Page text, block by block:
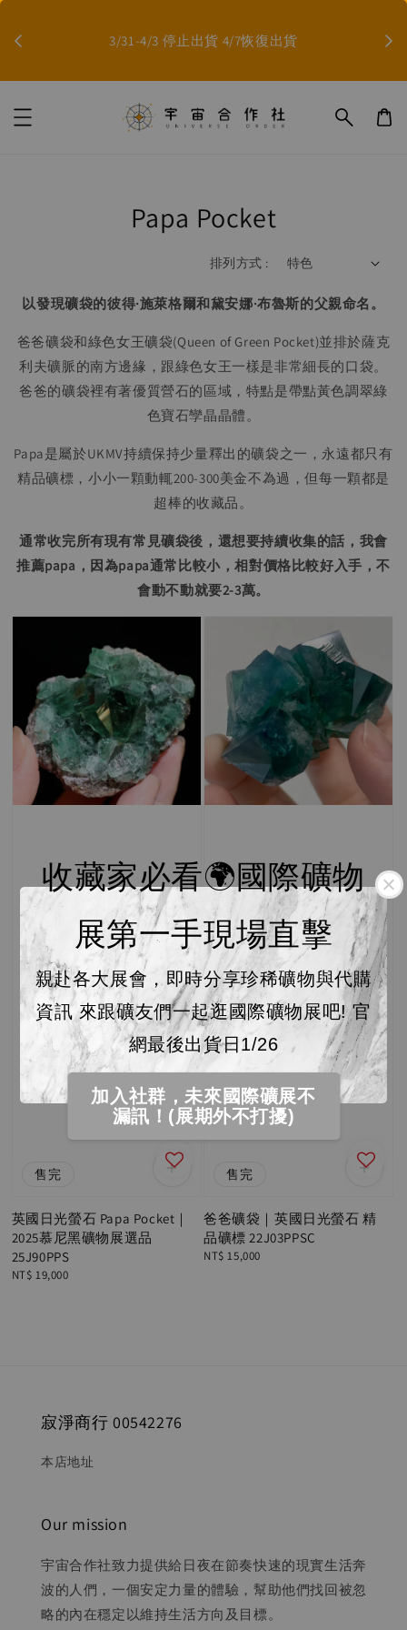
3/31-4/3 停止出貨 4/7恢復出貨
收藏家必看🌍國際礦物
展第一手現場直擊
親赴各大展會，即時分享珍稀礦物與代購
資訊 來跟礦友們一起逛國際礦物展吧! 官
網最後出貨日1/26
加入社群，未來國際礦展不
漏訊！(展期外不打擾)
Papa Pocket
排列方式 :
以發現礦袋的彼得·施萊格爾和黛安娜·布魯斯的父親命名。
爸爸礦袋和綠色女王礦袋(Queen of Green Pocket)並排於薩克
利夫礦脈的南方邊緣，跟綠色女王一樣是非常細長的口袋。
爸爸的礦袋裡有著優質營石的區域，特點是帶點黃色調翠綠
色寶石孿晶晶體。
Papa是屬於UKMV持續保持少量釋出的礦袋之一，永遠都只有
精品礦標，小小一顆動輒200-300美金不為過，但每一顆都是
超棒的收藏品。
通常收完所有現有常見礦袋後，還想要持續收集的話，我會
推薦papa，因為papa通常比較小，相對價格比較好入手，不
會動不動就要2-3萬。
售完
英國日光螢石 Papa Pocket｜
2025慕尼黑礦物展選品
25J90PPS
Regular
NT$ 19,000
售完
爸爸礦袋｜英國日光螢石 精
品礦標 22J03PPSC
Regular
NT$ 15,000
寂淨商行 00542276
本店地址
Our mission
宇宙合作社致力提供給日夜在節奏快速的現實生活奔
波的人們，一個安定力量的體驗，幫助他們找回被忽
略的內在穩定以維持生活方向及目標。